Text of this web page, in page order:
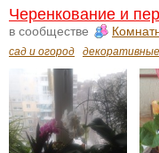
Черенкование и
в сообществе
сад и огород